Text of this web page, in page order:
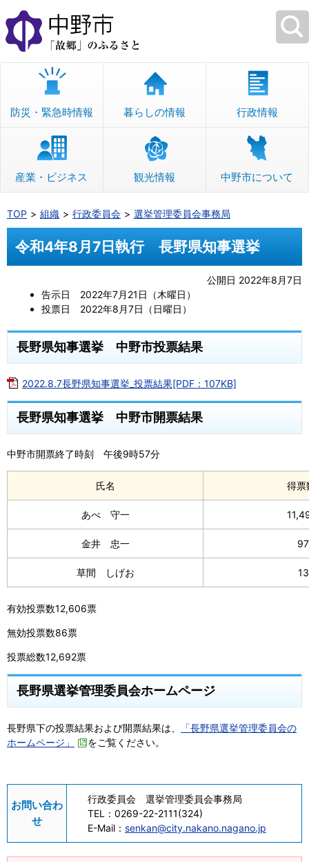
本
文
へ
移
防災・緊急時情報 暮らしの情報 行政情報
産業・ビジネス 観光情報 中野市について
TOP 組織 行政委員会 選挙管理委員会事務局
令和4年8月7日執行 長野県知事選挙
公開日 2022年8月7日
告示日 2022年7月21日（木曜日）
投票日 2022年8月7日（日曜日）
長野県知事選挙 中野市投票結果
2022.8.7長野県知事選挙_投票結果[PDF：107KB]
長野県知事選挙 中野市開票結果
中野市開票終了時刻 午後9時57分
氏名 得票
あべ 守一
金井 忠一
草間 しげお
有効投票数12,606票
無効投票数86票
投票総数12,692票
長野県選挙管理委員会ホームページ
長野県下の投票結果および開票結果は、
「長野県選挙管理委員会の
ホームページ」
をご覧ください。
お問い合わ
せ
行政委員会 選挙管理委員会事務局
TEL： 0269-22-2111(324)
E-Mail： senkan@city.nakano.nagano.jp